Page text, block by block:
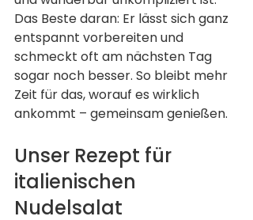
Das Beste daran: Er lässt sich ganz
entspannt vorbereiten und
schmeckt oft am nächsten Tag
sogar noch besser. So bleibt mehr
Zeit für das, worauf es wirklich
ankommt – gemeinsam genießen.
Unser Rezept für
italienischen
Nudelsalat